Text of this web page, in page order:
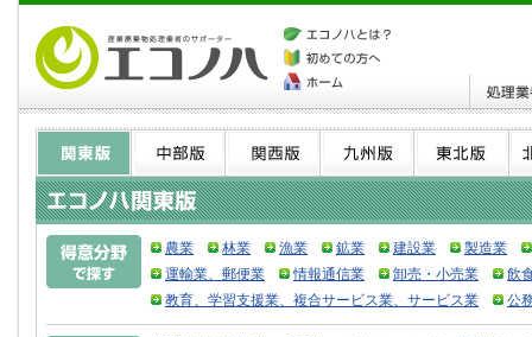
農業 林業 漁業 鉱業 建設業
製造業
運輸業、郵便業
情報通信業 卸売・小売業
飲
教育、学習支援業、複合サービス業、サービス業
公